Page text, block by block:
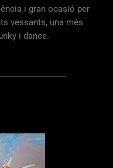
i gran ocasió per
vessants, una més
i dance.